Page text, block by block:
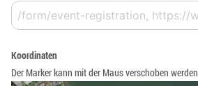
Koordinaten
Der Marker kann mit der Maus verschoben werden